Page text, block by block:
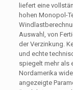
liefert eine
hohen Monopol-
Auswahl, von
der Verzinkung.
und echte
spiegelt mehr als
Nordamerika
angezeigte